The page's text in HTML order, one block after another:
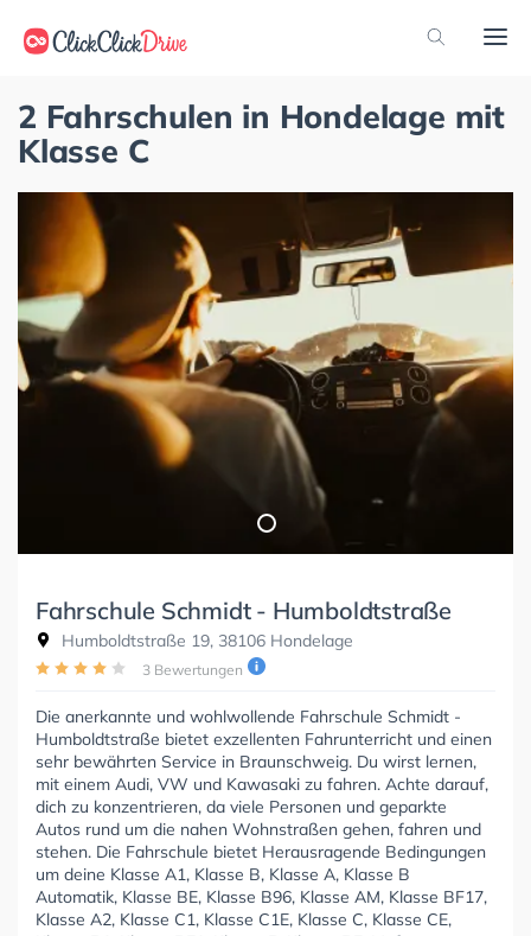
2 Fahrschulen in Hondelage mit
Klasse C
Fahrschule Schmidt - Humboldtstraße
Humboldtstraße 19, 38106 Hondelage
3 Bewertungen
Die anerkannte und wohlwollende Fahrschule Schmidt -
Humboldtstraße bietet exzellenten Fahrunterricht und einen
sehr bewährten Service in Braunschweig. Du wirst lernen,
mit einem Audi, VW und Kawasaki zu fahren. Achte darauf,
dich zu konzentrieren, da viele Personen und geparkte
Autos rund um die nahen Wohnstraßen gehen, fahren und
stehen. Die Fahrschule bietet Herausragende Bedingungen
um deine Klasse A1, Klasse B, Klasse A, Klasse B
Automatik, Klasse BE, Klasse B96, Klasse AM, Klasse BF17,
Klasse A2, Klasse C1, Klasse C1E, Klasse C, Klasse CE,